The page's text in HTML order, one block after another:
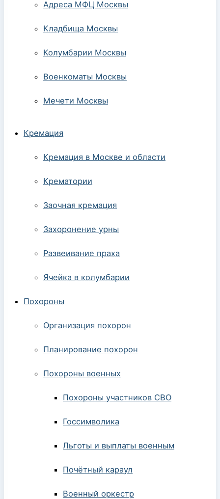
Адреса МФЦ Москвы
Кладбища Москвы
Колумбарии Москвы
Военкоматы Москвы
Мечети Москвы
Кремация
Кремация в Москве и области
Крематории
Заочная кремация
Захоронение урны
Развеивание праха
Ячейка в колумбарии
Похороны
Организация похорон
Планирование похорон
Похороны военных
Похороны участников СВО
Госсимволика
Льготы и выплаты военным
Почётный караул
Военный оркестр